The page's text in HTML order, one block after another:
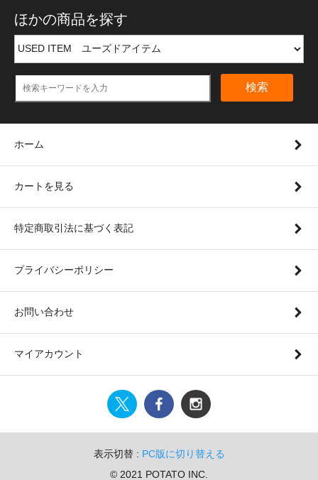
ほかの商品を探す
検索
ホーム
カートを見る
特定商取引法に基づく表記
プライバシーポリシー
お問い合わせ
マイアカウント
表示切替 : PC版に切り替える
© 2021 POTATO INC.